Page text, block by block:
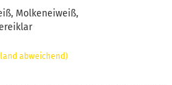
Molkeneiweiß,
abweichend)